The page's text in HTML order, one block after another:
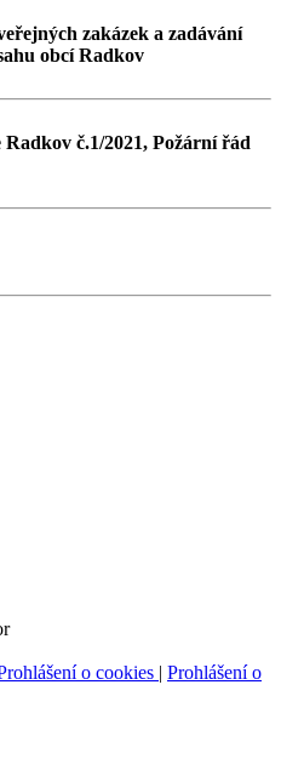
zakázek a zadávání
obcí Radkov
Radkov č.1/2021, Požární řád
o cookies | Prohlášení o